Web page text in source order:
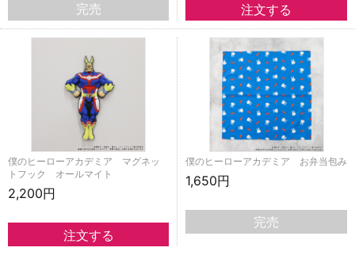
完売
僕のヒーローアカデミア マグネッ
トフック オールマイト
2,200円
僕のヒーローアカデミア お弁当包み
1,650円
完売